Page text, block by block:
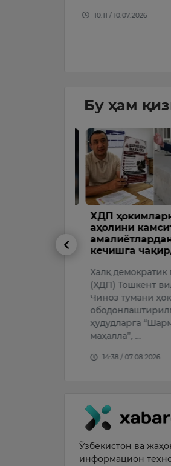
10:11 / 10.07.2026
Бу ҳам
ХДП ҳокимларни
аҳолини
амалиётлардан
кечишга
Халқ демократик
(ХДП) Тошкент
Чиноз тумани
ҳудудларга
маҳалла”, …
14:38 / 07.08.2026
Ўзбекистон ва
информацион